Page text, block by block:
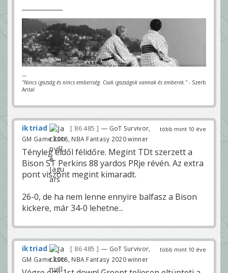
---
"Nincs igazság és nincs emberiség. Csak igazságok vannak és emberek." - Szerb
Antal
több mint 10 éve
iktriad 86 485
— GoT Survivor,
GM Game 2018, NBA Fantasy 2020 winner
Tényleg eldől félidőre. Megint TDt szerzett a
Bison ST Perkins 88 yardos PRje révén. Az extra
pont viszont megint kimaradt.
26-0, de ha nem lenne ennyire balfasz a Bison
kickere, már 34-0 lehetne...
több mint 10 éve
iktriad 86 485
— GoT Survivor,
GM Game 2018, NBA Fantasy 2020 winner